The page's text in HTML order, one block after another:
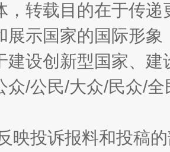
，转载目的在于传
展示国家的国际形
建设创新型国家、
众/公民/大众/民众/
映投诉报料和投稿